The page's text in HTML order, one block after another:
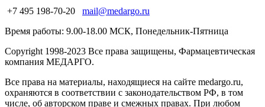
+7 495 198-70-20
mail@medargo.ru
Время работы: 9.00-18.00 МСК, Понедельник-Пятница
Copyright 1998-2023 Все права защищены, Фармацевтическая
компания МЕДАРГО.
Все права на материалы, находящиеся на сайте medargo.ru,
охраняются в соответствии с законодательством РФ, в том
числе, об авторском праве и смежных правах. При любом